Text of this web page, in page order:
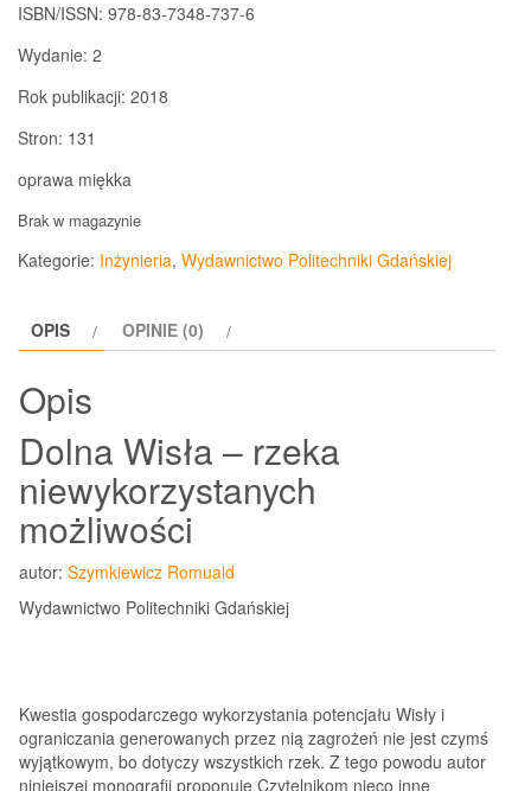
ISBN/ISSN: 978-83-7348-737-6
Wydanie: 2
Rok publikacji: 2018
Stron: 131
oprawa miękka
Brak w magazynie
Kategorie: Inżynieria, Wydawnictwo Politechniki Gdańskiej
OPIS OPINIE (0)
Opis
Dolna Wisła – rzeka
niewykorzystanych
możliwości
autor: Szymkiewicz Romuald
Wydawnictwo Politechniki Gdańskiej
Kwestia gospodarczego wykorzystania potencjału Wisły i
ograniczania generowanych przez nią zagrożeń nie jest czymś
wyjątkowym, bo dotyczy wszystkich rzek. Z tego powodu autor
niniejszej monografii proponuje Czytelnikom nieco inne